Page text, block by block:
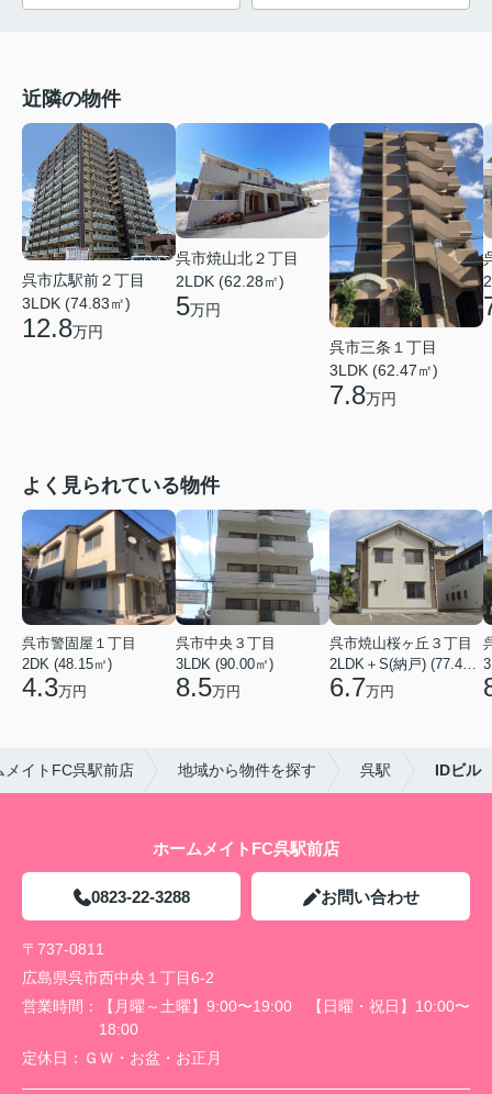
近隣の物件
呉市広駅前２丁目
3LDK (74.83㎡)
12.8万円
呉市焼山北２丁目
2LDK (62.28㎡)
5万円
呉市三条１丁目
3LDK (62.47㎡)
7.8万円
よく見られている物件
呉市警固屋１丁目
2DK (48.15㎡)
4.3万円
呉市中央３丁目
3LDK (90.00㎡)
8.5万円
呉市焼山桜ヶ丘３丁目
6.7万円
メイトFC呉駅前店 地域から物件を探す 呉駅 IDビル
ホームメイトFC呉駅前店
0823-22-3288 お問い合わせ
〒737-0811
広島県呉市西中央１丁目6-2
営業時間：
【月曜～土曜】9:00〜19:00 【日曜・祝日】10:00〜
18:00
定休日： ＧＷ・お盆・お正月